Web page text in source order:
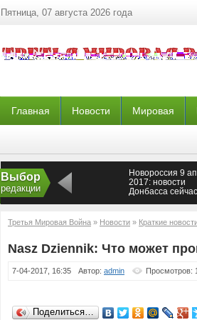
Пятница, 07 августа 2026 года
Главная Новости Мировая
Выбор
редакции
Новороссия 9
2017: новости
Донбасса
последние
Донецка
Третья Мировая Война » Новости » Краткие
Путина?
Nasz Dziennik: Что может
7-04-2017, 16:35 Автор: admin Просмотров:
Поделиться…